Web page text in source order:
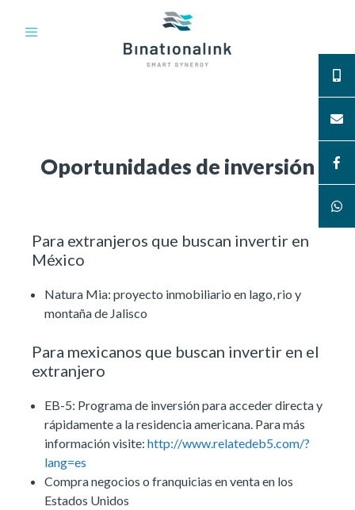
Oportunidades de inversión
Para extranjeros que buscan invertir en
México
Natura Mia: proyecto inmobiliario en lago, rio y
montaña de Jalisco
Para mexicanos que buscan invertir en el
extranjero
EB-5: Programa de inversión para acceder directa y
rápidamente a la residencia americana. Para más
información visite: http://www.relatedeb5.com/?
lang=es
Compra negocios o franquicias en venta en los
Estados Unidos